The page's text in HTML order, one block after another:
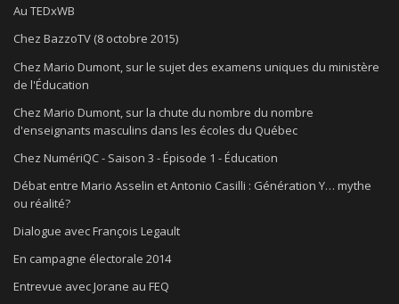
Au TEDxWB
Chez BazzoTV (8 octobre 2015)
Chez Mario Dumont, sur le sujet des examens uniques du ministère
de l'Éducation
Chez Mario Dumont, sur la chute du nombre du nombre
d'enseignants masculins dans les écoles du Québec
Chez NumériQC - Saison 3 - Épisode 1 - Éducation
Débat entre Mario Asselin et Antonio Casilli : Génération Y… mythe
ou réalité?
Dialogue avec François Legault
En campagne électorale 2014
Entrevue avec Jorane au FEQ